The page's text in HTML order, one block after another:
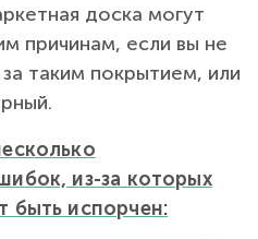
доска могут
причинам, если вы не
таким покрытием, или
из-за которых
быть испорчен: